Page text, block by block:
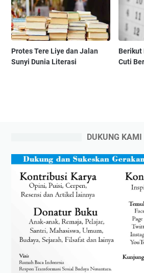
Protes Tere Liye dan Jalan
Sunyi Dunia Literasi
Berikut
Cuti
DUKUNG KAMI